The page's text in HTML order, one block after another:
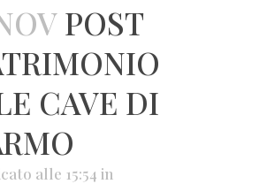
POST
CAVE DI
alle 15:54 in